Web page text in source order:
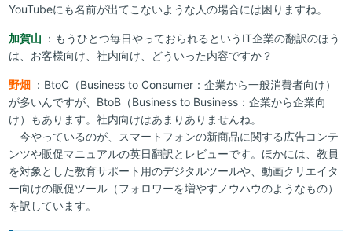
YouTubeにも名前が出てこないような人の場合には困りますね。
加賀山 ：もうひとつ毎日やっておられるというIT企業の翻訳のほう
は、お客様向け、社内向け、どういった内容ですか？
野畑 ：BtoC（Business to Consumer：企業から一般消費者向け）
が多いんですが、BtoB（Business to Business：企業から企業向
け）もあります。社内向けはあまりありませんね。
今やっているのが、スマートフォンの新商品に関する広告コンテ
ンツや販促マニュアルの英日翻訳とレビューです。ほかには、教員
を対象とした教育サポート用のデジタルツールや、動画クリエイタ
ー向けの販促ツール（フォロワーを増やすノウハウのようなもの）
を訳しています。